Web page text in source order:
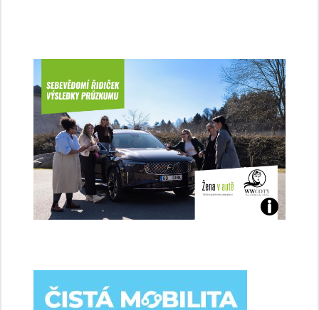
Jaké